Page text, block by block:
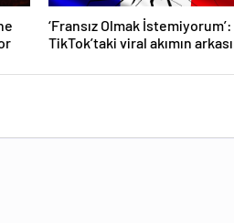
‘Fransız Olmak İstemiyorum’:
TikTok’taki viral akımın